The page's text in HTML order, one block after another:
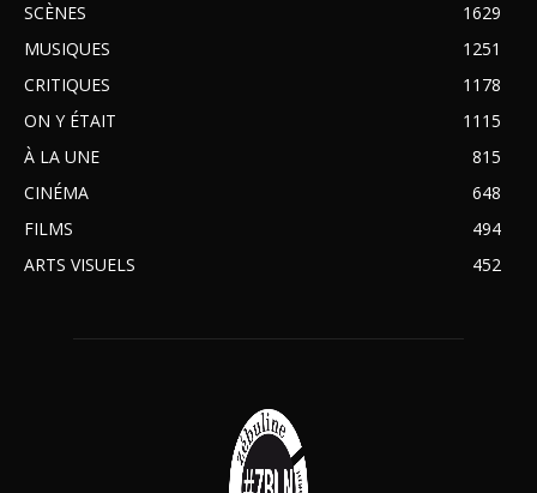
SCÈNES
1629
MUSIQUES
1251
CRITIQUES
1178
ON Y ÉTAIT
1115
À LA UNE
815
CINÉMA
648
FILMS
494
ARTS VISUELS
452